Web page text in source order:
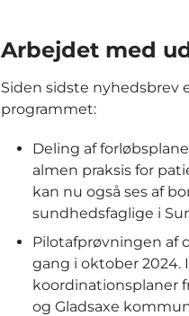
Arbejdet med
Siden sidste nyhedsbrev
programmet:
Deling af
almen praksis for
kan nu også ses af
sundhedsfaglige i
Pilotafprøvningen af
gang i oktober 2024.
koordinationsplaner
og Gladsaxe